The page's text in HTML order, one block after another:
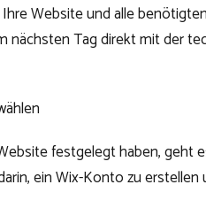
Website und alle
nächsten Tag direkt mit der
festgelegt haben, geht
ein Wix-Konto zu erstellen